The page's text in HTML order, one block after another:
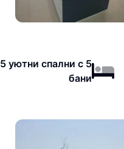
5 уютни спални с 5
бани